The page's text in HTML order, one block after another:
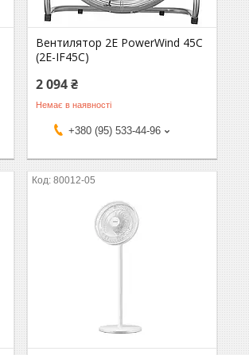
Вентилятор 2E PowerWind 45C
(2E-IF45C)
2 094 ₴
Немає в наявності
+380 (95) 533-44-96
80012-05